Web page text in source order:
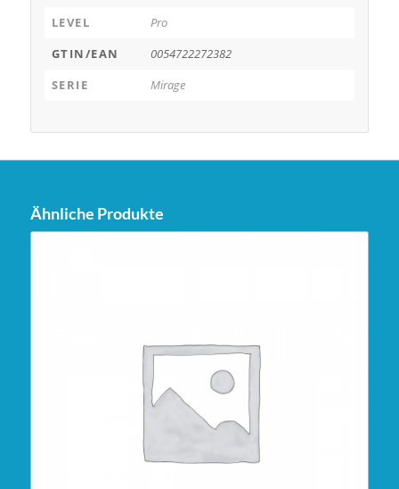
LEVEL
Pro
GTIN/EAN
0054722272382
SERIE
Mirage
Ähnliche Produkte